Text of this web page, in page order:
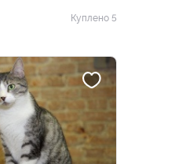
Куплено 5